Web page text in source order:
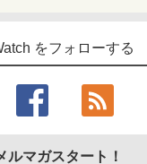
をフォローする
ルマガスタート！